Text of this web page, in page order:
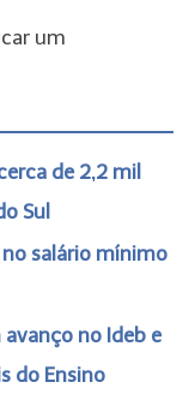
um
de 2,2 mil
Sul
salário mínimo
no Ideb e
do Ensino